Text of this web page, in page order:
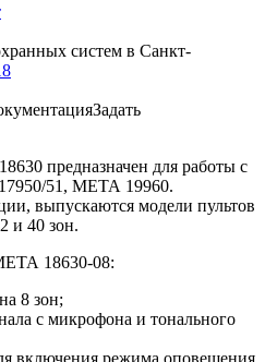
систем в Санкт-
Задать
предназначен для работы с
51, МЕТА 19960.
выпускаются модели пультов
и 40 зон.
18630-08:
8 зон;
с микрофона и тонального
включения режима оповещения